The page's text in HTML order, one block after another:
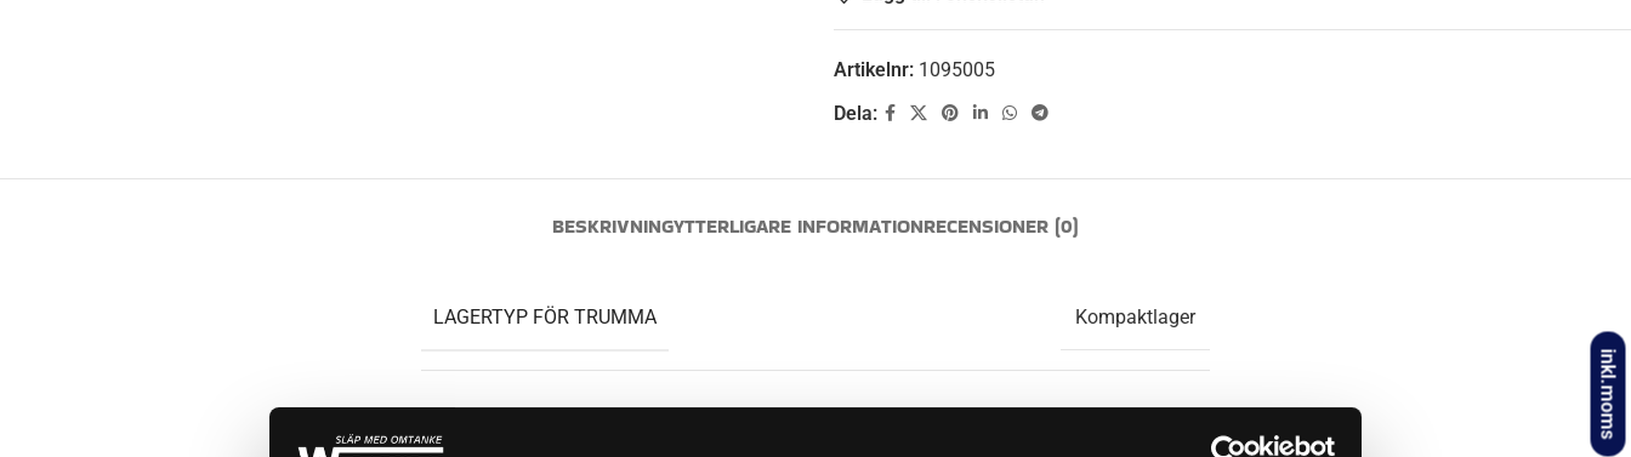
inkl.moms
Artikelnr: 1095005
Dela:
BESKRIVNINGYTTERLIGARE INFORMATIONRECENSIONER (0)
LAGERTYP FÖR TRUMMA Kompaktlager